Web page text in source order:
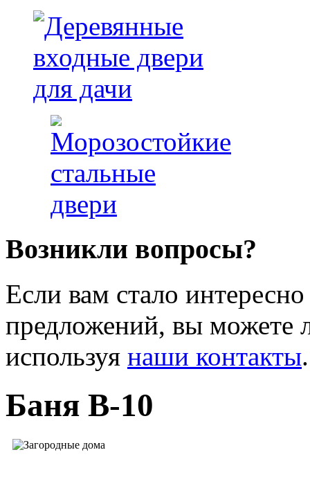
Возникли вопросы?
Если вам стало
предложений, вы можете
используя наши контакты.
Баня B-10